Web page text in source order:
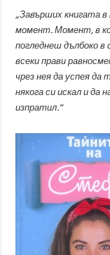
„Завърших книгата
момент. Момент, в
погледнеш дълбоко
всеки прави
чрез нея да успея
някога си искал и да
изпратил.“